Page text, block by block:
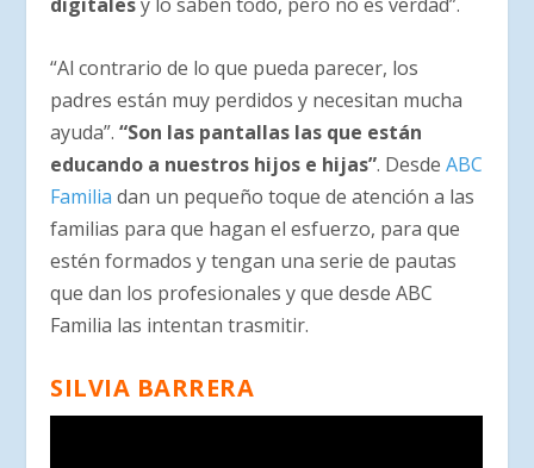
“Al contrario de lo que pueda parecer, los
padres están muy perdidos y necesitan mucha
ayuda”.“Son las pantallas las que están
educando a nuestros hijos e hijas”. DesdeABC
Familia dan un pequeño toque de atención a las
familias para que hagan el esfuerzo, para que
estén formados y tengan una serie de pautas
que dan los profesionales y que desde ABC
Familia las intentan trasmitir.
SILVIA BARRERA